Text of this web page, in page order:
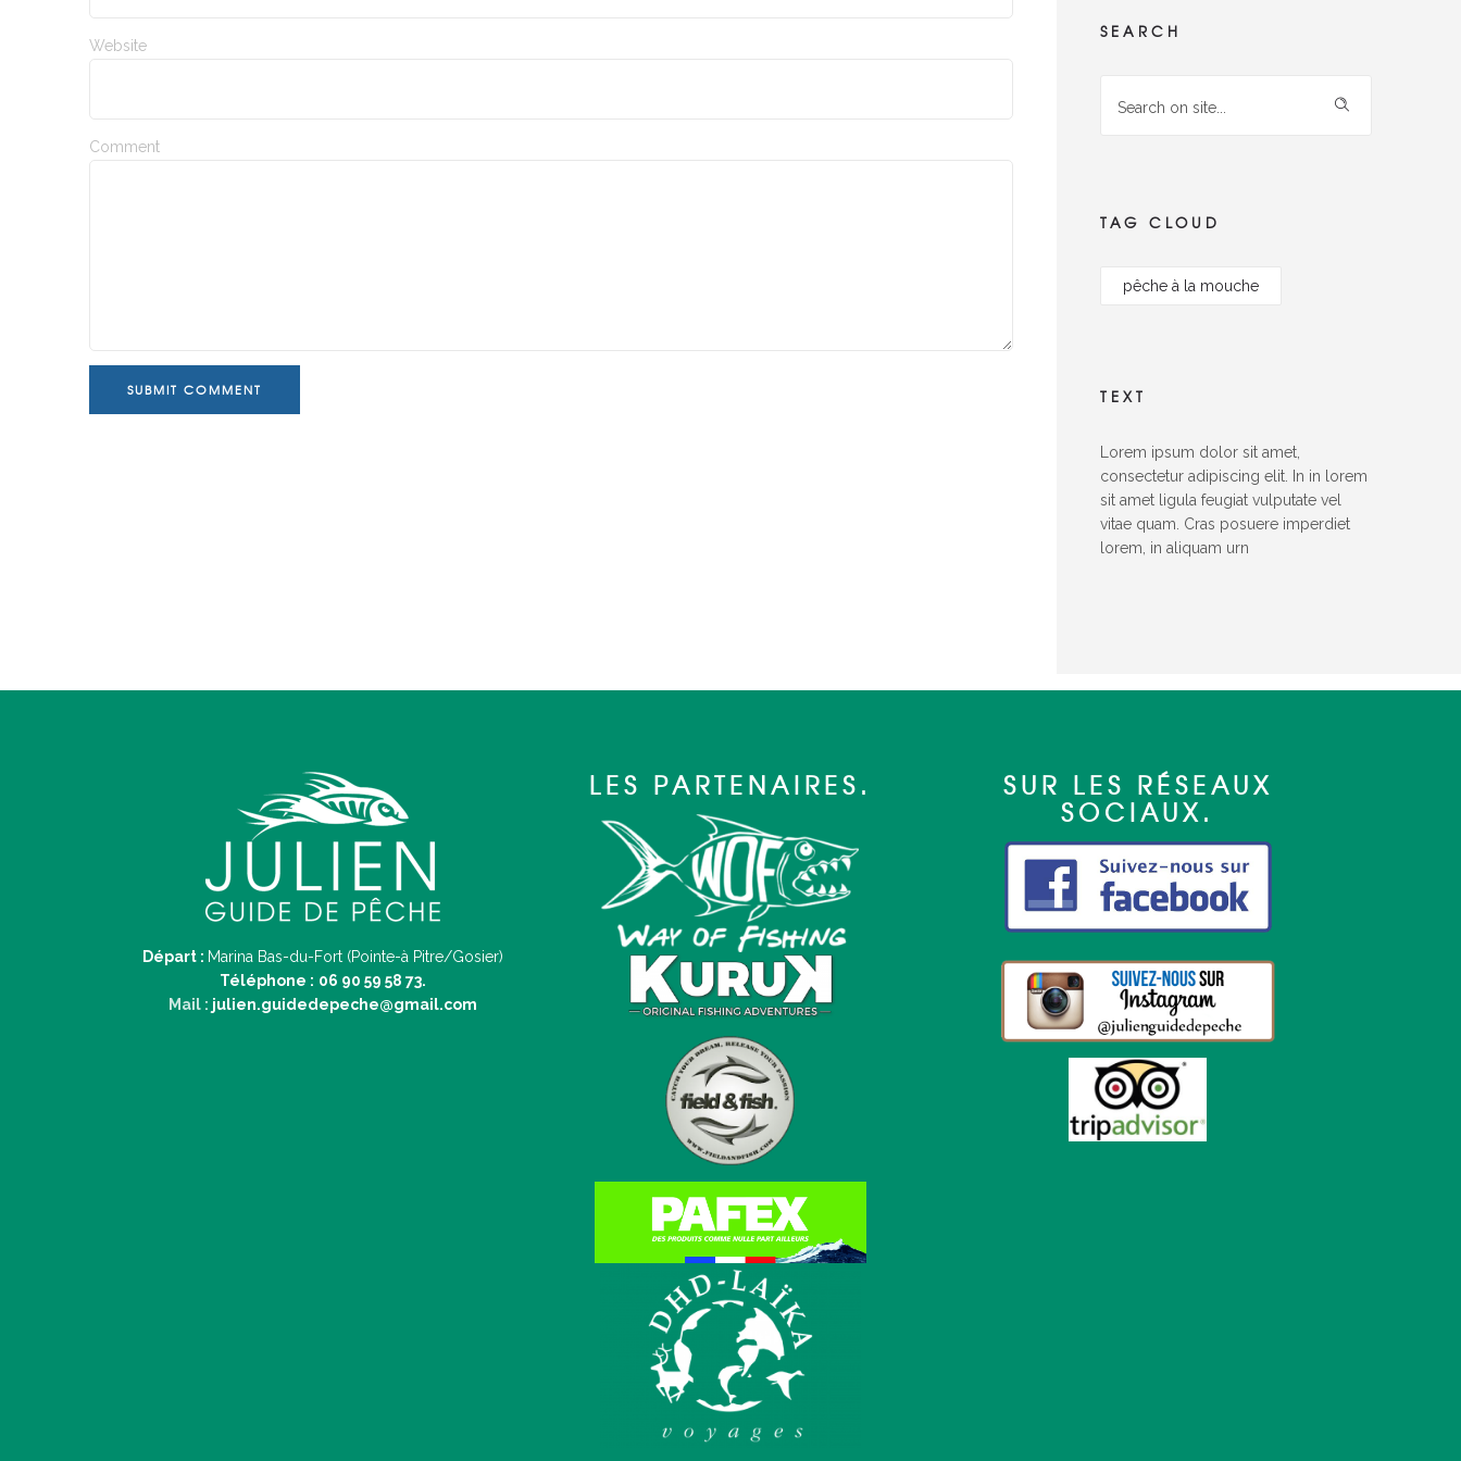
Website
Comment
SUBMIT COMMENT
SEARCH
TAG CLOUD
pêche à la mouche
TEXT
Lorem ipsum dolor sit amet,
consectetur adipiscing elit. In in lorem
sit amet ligula feugiat vulputate vel
vitae quam. Cras posuere imperdiet
lorem, in aliquam urn
Départ : Marina Bas-du-Fort (Pointe-à Pitre/Gosier)
Téléphone : 06 90 59 58 73.
Mail : julien.guidedepeche@gmail.com
LES PARTENAIRES. SUR LES RÉSEAUX
SOCIAUX.